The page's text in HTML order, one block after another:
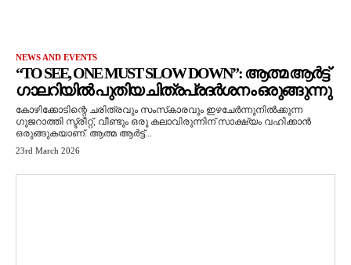
NEWS AND EVENTS
“TO SEE, ONE MUST SLOW DOWN”: ആത്മ ആർട്ട്
ഗാലറിയിൽ പുതിയ ചിത്രപ്രദർശനം ഒരുങ്ങുന്നു
കോഴിക്കോടിന്റെ ചരിത്രവും സംസ്‌കാരവും ഇഴചേർന്നുനിൽക്കുന്ന
ഗുജറാത്തി സ്ട്രീറ്റ്, വീണ്ടും ഒരു കലാവിരുന്നിന് സാക്ഷ്യം വഹിക്കാൻ
ഒരുങ്ങുകയാണ്. ആത്മ ആർട്ട്...
23rd March 2026